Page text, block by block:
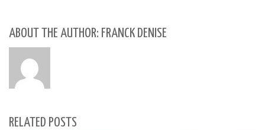
ABOUT THE AUTHOR: FRANCK DENISE
RELATED POSTS